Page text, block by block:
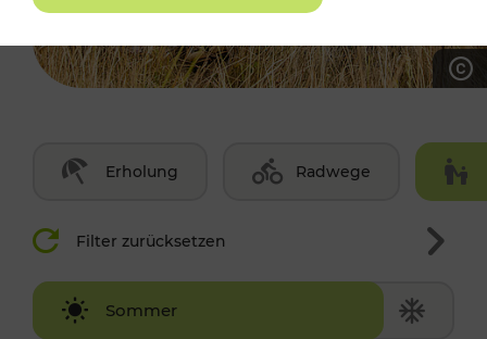
Erholung Radwege
Filter zurücksetzen
Sommer
Winter